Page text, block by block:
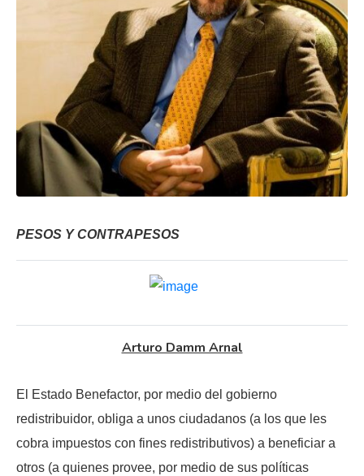
PESOS Y CONTRAPESOS
Arturo Damm Arnal
El Estado Benefactor, por medio del gobierno
redistribuidor, obliga a unos ciudadanos (a los que les
cobra impuestos con fines redistributivos) a beneficiar a
otros (a quienes provee, por medio de sus políticas